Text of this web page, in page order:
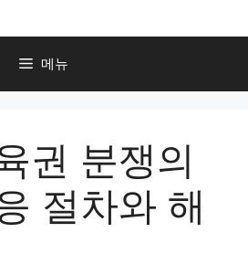
메뉴
권 분쟁의
절차와 해